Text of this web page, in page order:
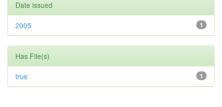
Date issued
1
2005
Has File(s)
1
true